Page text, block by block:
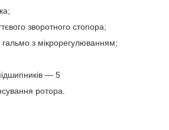
зворотного стопора;
з мікрорегулюванням;
— 5
ротора.